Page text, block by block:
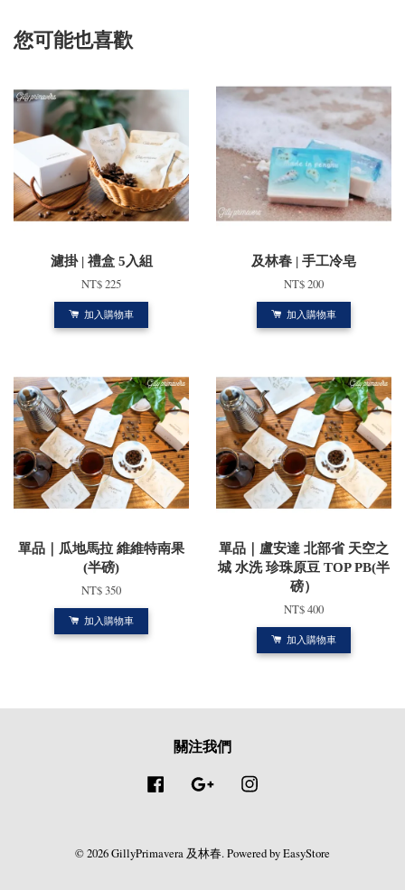
您可能也喜歡
濾掛 | 禮盒 5入組
NT$ 225
加入購物車
及林春 | 手工冷皂
NT$ 200
加入購物車
單品｜瓜地馬拉 維維特南果
(半磅)
NT$ 350
加入購物車
單品｜盧安達 北部省 天空之
城 水洗 珍珠原豆 TOP PB(半
磅）
NT$ 400
加入購物車
關注我們
Facebook Google
© 2026 GillyPrimavera 及林春. Powered byEasyStore